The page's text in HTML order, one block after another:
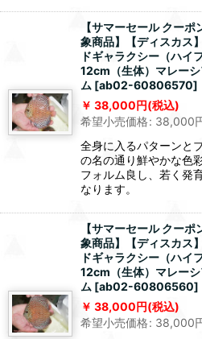
【サマーセール クー
象商品】【ディスカス
ドギャラクシー（ハイ
12cm（生体）マレー
ム [ab02-60806570]
38,000円(税込)
希望小売価格: 38,000
全身に入るパターンと
の名の通り鮮やかな色
フォルム良し、若く発
なります。
【サマーセール クー
象商品】【ディスカス
ドギャラクシー（ハイ
12cm（生体）マレー
ム [ab02-60806560]
38,000円(税込)
希望小売価格: 38,000